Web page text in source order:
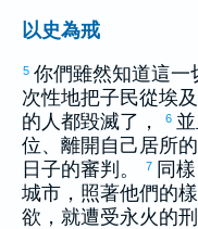
以史為戒
5 你們雖然知道這一
次性地把子民從埃及
的人都毀滅了，
6
位、離開自己居所
日子的審判。
7 同樣
城市，照著他們的
欲，就遭受永火的